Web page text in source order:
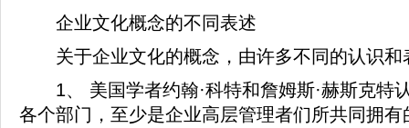
企业文化概念的不同表述
关于企业文化的概念，由许多不同的认识和
1、 美国学者约翰·科特和詹姆斯·赫斯克特
各个部门，至少是企业高层管理者们所共同拥